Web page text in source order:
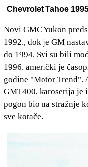
Chevrolet Tahoe
Novi GMC Yukon
1992., dok je GM
do 1994. Svi su bili
1996. američki je
godine "Motor Trend".
GMT400, karoserija je
pogon bio na stražnje
sve kotače.